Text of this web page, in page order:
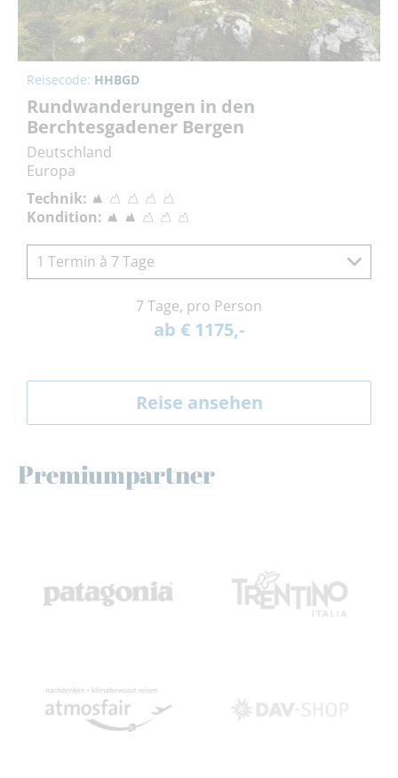
Reisecode: HHBGD
Rundwanderungen in den
Berchtesgadener Bergen
Deutschland
Europa
Technik:
Kondition:
1 Termin à 7 Tage
7 Tage, pro Person
ab € 1175,-
Reise ansehen
Premiumpartner